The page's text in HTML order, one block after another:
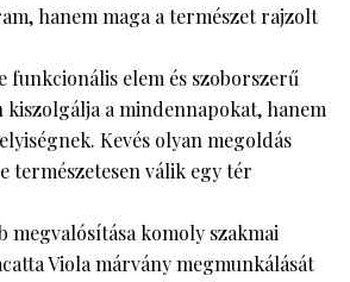
hanem maga a természet rajzolt
funkcionális elem és szoborszerű
kiszolgálja a mindennapokat, hanem
Kevés olyan megoldás
természetesen válik egy tér
megvalósítása komoly szakmai
Viola márvány megmunkálását